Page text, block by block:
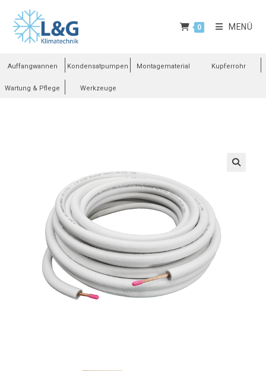
0 MENÜ
Auffangwannen Kondensatpumpen Montagematerial Kupferrohr
Wartung & Pflege Werkzeuge